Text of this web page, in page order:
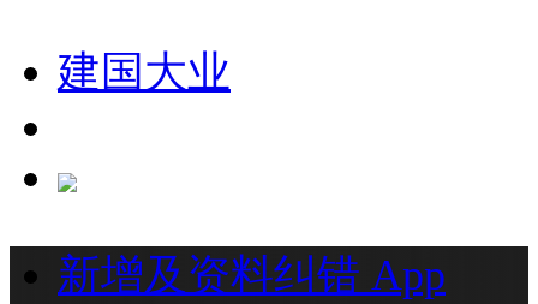
建国大业
新增及资料纠错 App